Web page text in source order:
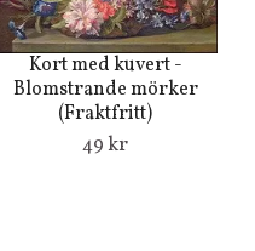
Kort med kuvert -
Blomstrande mörker
(Fraktfritt)
49 kr